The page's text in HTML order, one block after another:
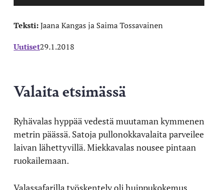
Teksti:Jaana Kangas ja Saima Tossavainen
Uutiset29.1.2018
Valaita etsimässä
Ryhävalas hyppää vedestä muutaman kymmenen
metrin päässä. Satoja pullonokkavalaita parveilee
laivan lähettyvillä. Miekkavalas nousee pintaan
ruokailemaan.
Valassafarilla työskentely oli huippukokemus